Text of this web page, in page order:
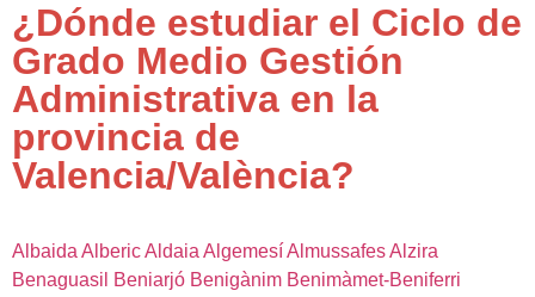
¿Dónde estudiar el Ciclo de
Grado Medio Gestión
Administrativa en la
provincia de
Valencia/València?
AlbaidaAlbericAldaiaAlgemesíAlmussafesAlzira
Benaguasil
Beniarjó Benigànim Benimàmet-Beniferri